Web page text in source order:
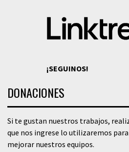
¡SEGUINOS!
DONACIONES
Si te gustan nuestros trabajos,
que nos ingrese lo utilizaremos
mejorar nuestros equipos.